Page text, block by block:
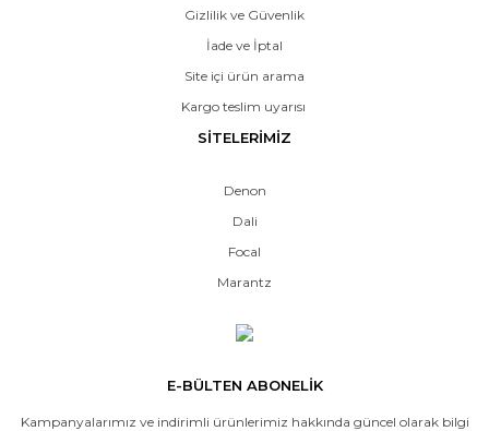
Gizlilik ve Güvenlik
İade ve İptal
Site içi ürün arama
Kargo teslim uyarısı
SİTELERİMİZ
Denon
Dali
Focal
Marantz
E-BÜLTEN ABONELİK
Kampanyalarımız ve indirimli ürünlerimiz hakkında güncel olarak bilgi